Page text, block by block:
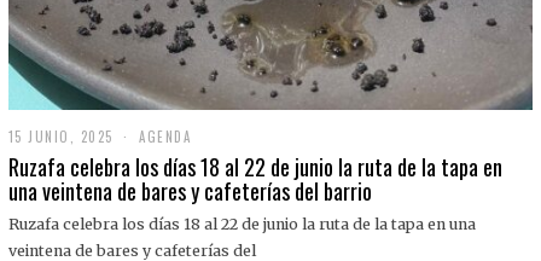
15 JUNIO, 2025
J
U
I
O
AGENDA
Ruzafa celebra los días 18 al 22 de junio la ruta de la tapa en
una veintena de bares y cafeterías del barrio
Ruzafa celebra los días 18 al 22 de junio la ruta de la tapa en una
veintena de bares y cafeterías del